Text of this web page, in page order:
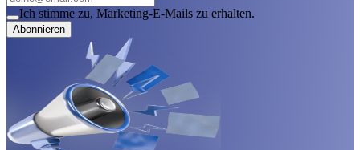
Ich stimme zu, Marketing-E-Mails zu erhalten.
Abonnieren